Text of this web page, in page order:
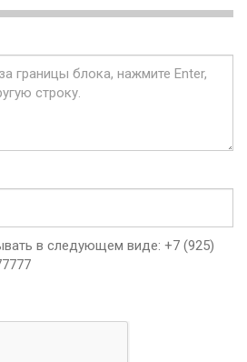
в следующем виде: +7 (925)